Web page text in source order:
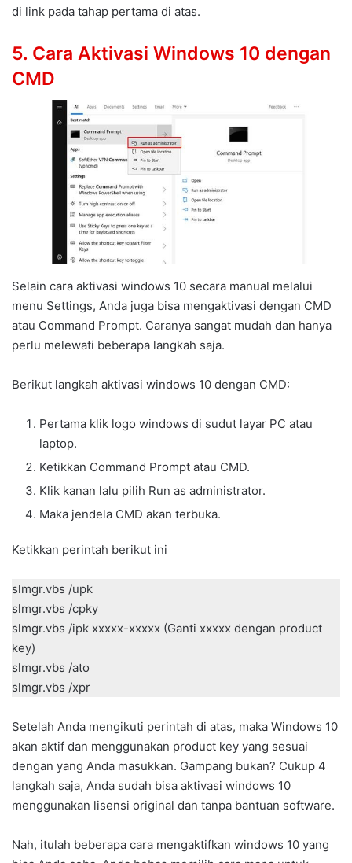
di link pada tahap pertama di atas.
5. Cara Aktivasi Windows 10 dengan
CMD
Selain cara aktivasi windows 10 secara manual melalui
menu Settings, Anda juga bisa mengaktivasi dengan CMD
atau Command Prompt. Caranya sangat mudah dan hanya
perlu melewati beberapa langkah saja.
Berikut langkah aktivasi windows 10 dengan CMD:
Pertama klik logo windows di sudut layar PC atau
laptop.
Ketikkan Command Prompt atau CMD.
Klik kanan lalu pilih Run as administrator.
Maka jendela CMD akan terbuka.
Ketikkan perintah berikut ini
slmgr.vbs /upk
slmgr.vbs /cpky
slmgr.vbs /ipk xxxxx-xxxxx (Ganti xxxxx dengan product
key)
slmgr.vbs /ato
slmgr.vbs /xpr
Setelah Anda mengikuti perintah di atas, maka Windows 10
akan aktif dan menggunakan product key yang sesuai
dengan yang Anda masukkan. Gampang bukan? Cukup 4
langkah saja, Anda sudah bisa aktivasi windows 10
menggunakan lisensi original dan tanpa bantuan software.
Nah, itulah beberapa cara mengaktifkan windows 10 yang